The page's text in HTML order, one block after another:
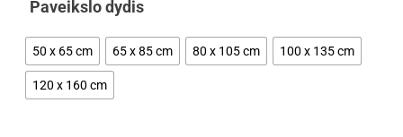
Paveikslo dydis
50 x 65 cm 65 x 85 cm 80 x 105 cm 100 x 135 cm
120 x 160 cm